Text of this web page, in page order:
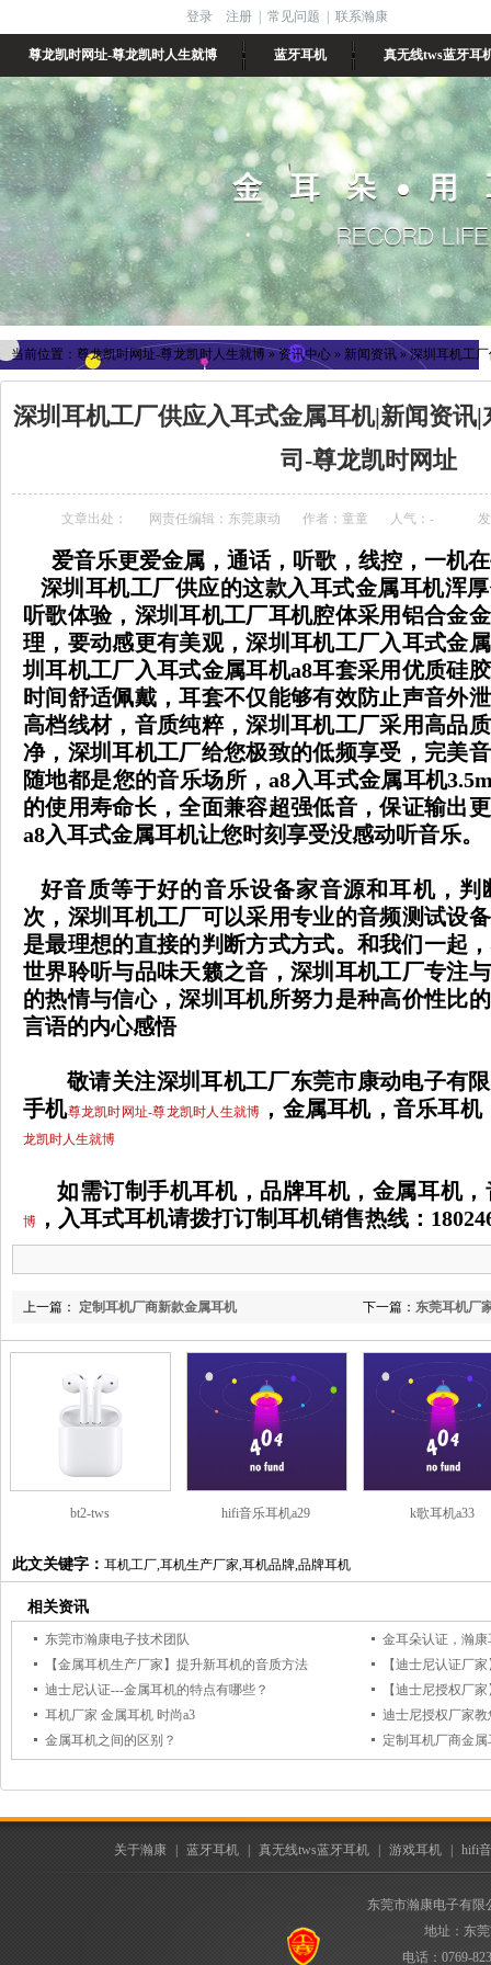
登录 注册 常见问题 联系瀚康
尊龙凯时网址-尊龙凯时人生就博 蓝牙耳机 真无线tws蓝牙耳
当前位置： 尊龙凯时网址-尊龙凯时人生就博»资讯中心 » 新闻资讯 »深圳耳机工
深圳耳机工厂供应入耳式金属耳机|新闻资讯
司-尊龙凯时网址
文章出处： 网责任编辑：东莞康动 作者：童童 人气： -
爱音乐更爱金属，通话，听歌，线控，一机
深圳耳机工厂供应的这款入耳式金属耳机浑
听歌体验，深圳耳机工厂耳机腔体采用铝合金
理，要动感更有美观，深圳耳机工厂入耳式金
圳耳机工厂入耳式金属耳机a8耳套采用优质硅
时间舒适佩戴，耳套不仅能够有效防止声音外
高档线材，音质纯粹，深圳耳机工厂采用高品
净，深圳耳机工厂给您极致的低频享受，完美
随地都是您的音乐场所，a8入耳式金属耳机
的使用寿命长，全面兼容超强低音，保证输出
a8入耳式金属耳机让您时刻享受没感动听音乐。
好音质等于好的音乐设备家音源和耳机，判
次，深圳耳机工厂可以采用专业的音频测试设
是最理想的直接的判断方式方式。和我们一起
世界聆听与品味天籁之音，深圳耳机工厂专注
的热情与信心，深圳耳机所努力是种高价性比
言语的内心感悟
敬请关注深圳耳机工厂东莞市康动电子有
手机尊龙凯时网址-尊龙凯时人生就博 ，金属耳机，音乐耳
龙凯时人生就博
如需订制手机耳机，品牌耳机，金属耳机，
博 ，入耳式耳机请拨打订制耳机销售热线：
下一篇： 东莞耳机厂
上一篇： 定制耳机厂商新款金属耳机
bt2-tws hifi音乐耳机a29 k歌耳机a33
此文关键字： 耳机工厂,耳机生产厂家,耳机品牌,品牌耳机
相关资讯
东莞市瀚康电子技术团队
金耳朵认证，瀚
【金属耳机生产厂家】提升新耳机的音质方法
迪士尼认证---金属耳机的特点有哪些？
【迪士尼授权厂
耳机厂家 金属耳机 时尚a3
迪士尼授权厂家
金属耳机之间的区别？
定制耳机厂商金
关于瀚康 | 蓝牙耳机 | 真无线tws蓝牙耳机 | 游戏耳机 | hifi
东莞市瀚康电子有限
地址：东
电话：0769-